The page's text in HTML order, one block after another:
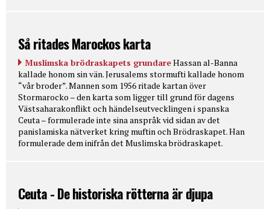
Så ritades Marockos karta
Muslimska brödraskapets grundareHassan al-Banna
kallade honom sin vän. Jerusalems stormufti kallade honom
“vår broder”. Mannen som 1956 ritade kartan över
Stormarocko – den karta som ligger till grund för dagens
Västsaharakonflikt och händelseutvecklingen i spanska
Ceuta – formulerade inte sina anspråk vid sidan av det
panislamiska nätverket kring muftin och Brödraskapet. Han
formulerade dem inifrån det Muslimska brödraskapet.
Ceuta - De historiska rötterna är djupa